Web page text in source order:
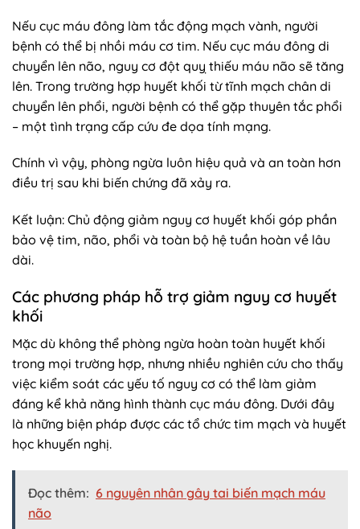
Nếu cục máu đông làm tắc động mạch vành, người
bệnh có thể bị nhồi máu cơ tim. Nếu cục máu đông di
chuyển lên não, nguy cơ đột quỵ thiếu máu não sẽ tăng
lên. Trong trường hợp huyết khối từ tĩnh mạch chân di
chuyển lên phổi, người bệnh có thể gặp thuyên tắc phổi
– một tình trạng cấp cứu đe dọa tính mạng.
Chính vì vậy, phòng ngừa luôn hiệu quả và an toàn hơn
điều trị sau khi biến chứng đã xảy ra.
Kết luận: Chủ động giảm nguy cơ huyết khối góp phần
bảo vệ tim, não, phổi và toàn bộ hệ tuần hoàn về lâu
dài.
Các phương pháp hỗ trợ giảm nguy cơ huyết
khối
Mặc dù không thể phòng ngừa hoàn toàn huyết khối
trong mọi trường hợp, nhưng nhiều nghiên cứu cho thấy
việc kiểm soát các yếu tố nguy cơ có thể làm giảm
đáng kể khả năng hình thành cục máu đông. Dưới đây
là những biện pháp được các tổ chức tim mạch và huyết
học khuyến nghị.
Đọc thêm: 6 nguyên nhân gây tai biến mạch máu
não